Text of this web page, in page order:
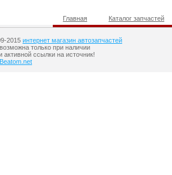
Главная Каталог запчастей
2015 интернет магазин автозапчастей
только при наличии
активной ссылки на источник!